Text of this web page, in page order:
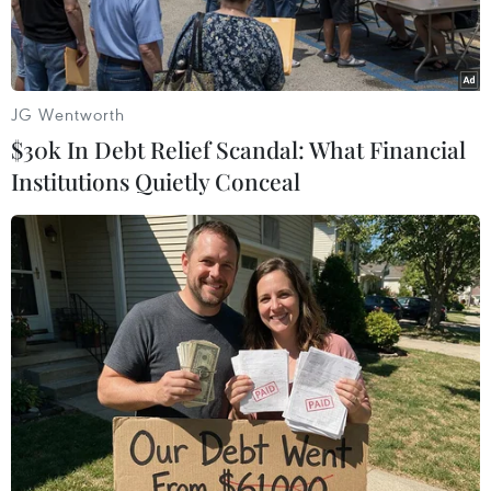
hơn 5%.
Thu hoạch mủ cao su. (Nguồn: TTXVN)
Theo Sở Giao dịch Hàng hóa Việt Nam (MXV),
thị trường hàng hóa nguyên liệu thế giới chìm
JG Wentworth
$30k In Debt Relief Scandal: What Financial
Institutions Quietly Conceal